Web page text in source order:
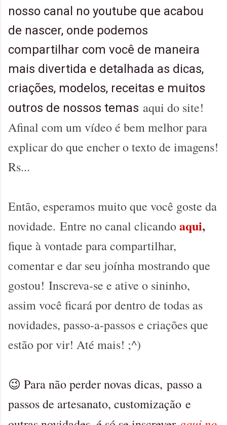
nosso canal no youtube que acabou
de nascer, onde podemos
compartilhar com você de maneira
mais divertida e detalhada as dicas,
criações, modelos, receitas e muitos
outros de nossos temas aqui do site!
Afinal com um vídeo é bem melhor para
explicar do que encher o texto de imagens!
Rs...
Então, esperamos muito que você goste da
novidade. Entre no canal clicandoaqui,
fique à vontade para compartilhar,
comentar e dar seu joínha mostrando que
gostou! Inscreva-se e ative o sininho,
assim você ficará por dentro de todas as
novidades, passo-a-passos e criações que
estão por vir! Até mais! ;^)
😉 Para não perder novas dicas, passo a
passos de artesanato, customização e